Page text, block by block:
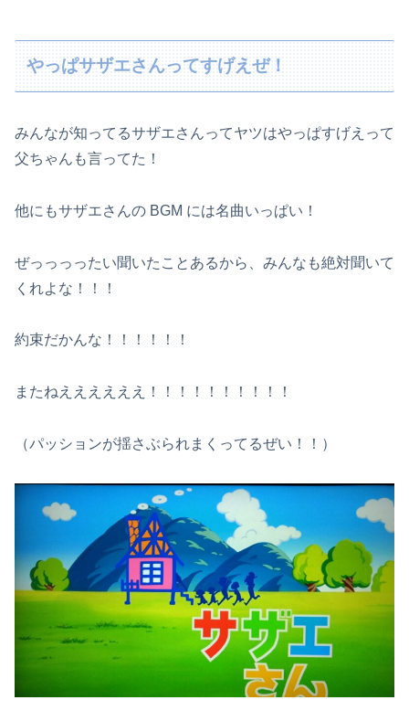
やっぱサザエさんってすげえぜ！
みんなが知ってるサザエさんってヤツはやっぱすげえって
父ちゃんも言ってた！
他にもサザエさんの BGM には名曲いっぱい！
ぜっっっったい聞いたことあるから、みんなも絶対聞いて
くれよな！！！
約束だかんな！！！！！！
またねええええええ！！！！！！！！！！
（パッションが揺さぶられまくってるぜい！！）